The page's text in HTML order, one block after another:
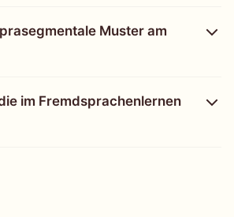
Muster am
im Fremdsprachenlernen